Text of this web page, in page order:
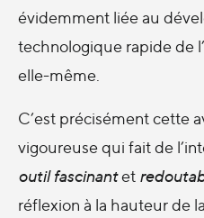
évidemment liée au
technologique rapide de
elle-même.
C’est précisément cette
vigoureuse qui fait de
outil fascinantet
réflexion à la hauteur de